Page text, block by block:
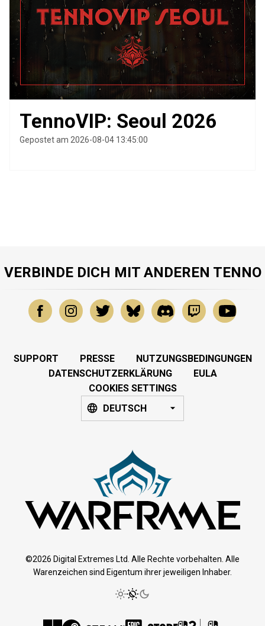
TennoVIP: Seoul 2026
Gepostet am 2026-08-04 13:45:00
VERBINDE DICH MIT ANDEREN TENNO
SUPPORT PRESSE
NUTZUNGSBEDINGUNGEN
DATENSCHUTZERKLÄRUNG
EULA
COOKIES SETTINGS
DEUTSCH
©2026 Digital Extremes Ltd. Alle Rechte vorbehalten. Alle
Warenzeichen sind Eigentum ihrer jeweiligen Inhaber.